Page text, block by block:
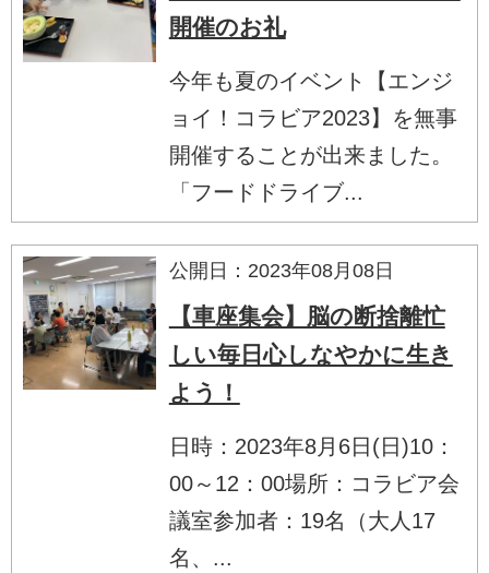
開催のお礼
今年も夏のイベント【エンジ
ョイ！コラビア2023】を無事
開催することが出来ました。
「フードドライブ...
公開日：2023年08月08日
【車座集会】脳の断捨離忙
しい毎日心しなやかに生き
よう！
日時：2023年8月6日(日)10：
00～12：00場所：コラビア会
議室参加者：19名（大人17
名、...